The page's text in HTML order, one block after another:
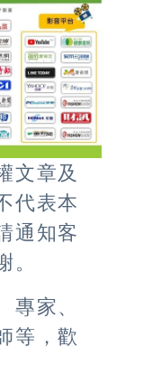
文章及
代表本
通知客
。
專家、
等，歡